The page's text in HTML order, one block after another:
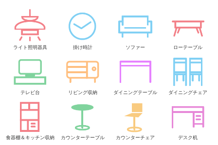
ライト照明器具 掛け時計 ソファー ローテーブル
テレビ台 リビング収納 ダイニングテーブル ダイニングチェア
食器棚＆キッチン収納 カウンターテーブル カウンターチェア デスク机